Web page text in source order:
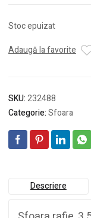
Stoc epuizat
Adaugă la favorite
SKU:232488
Categorie:Sfoara
Descriere